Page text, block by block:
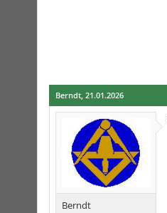
Berndt, 21.01.2026
Berndt